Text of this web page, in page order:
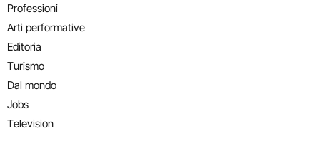
Professioni
Arti performative
Editoria
Turismo
Dal mondo
Jobs
Television